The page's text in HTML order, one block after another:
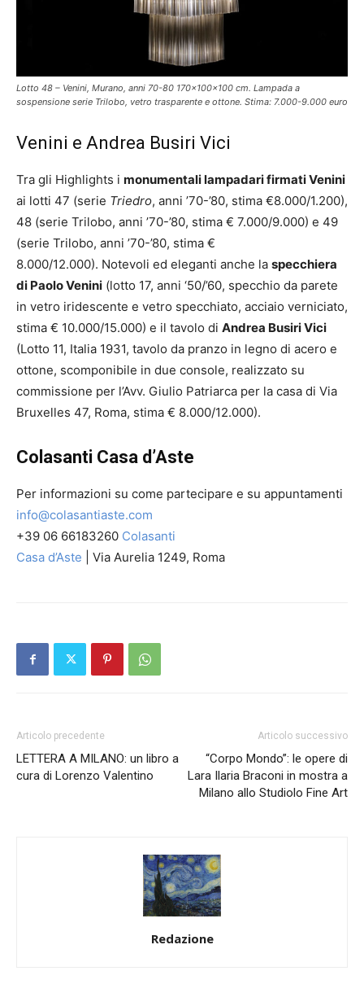
Lotto 48 – Venini, Murano, anni 70-80 170x100x100 cm. Lampada a
sospensione serie Trilobo, vetro trasparente e ottone. Stima: 7.000-9.000 euro
Venini e Andrea Busiri Vici
Tra gli Highlights i monumentali lampadari firmati Venini
ai lotti 47 (serie Triedro, anni ’70-’80, stima €8.000/1.200),
48 (serie Trilobo, anni ’70-’80, stima € 7.000/9.000) e 49
(serie Trilobo, anni ’70-’80, stima €
8.000/12.000). Notevoli ed eleganti anche la specchiera
di Paolo Venini (lotto 17, anni ‘50/’60, specchio da parete
in vetro iridescente e vetro specchiato, acciaio verniciato,
stima € 10.000/15.000) e il tavolo di Andrea Busiri Vici
(Lotto 11, Italia 1931, tavolo da pranzo in legno di acero e
ottone, scomponibile in due console, realizzato su
commissione per l’Avv. Giulio Patriarca per la casa di Via
Bruxelles 47, Roma, stima € 8.000/12.000).
Colasanti Casa d’Aste
Per informazioni su come partecipare e su appuntamenti
info@colasantiaste.com
+39 06 66183260 Colasanti
Casa d’Aste | Via Aurelia 1249, Roma
Articolo precedente
LETTERA A MILANO: un libro a
cura di Lorenzo Valentino
Articolo successivo
“Corpo Mondo”: le opere di
Lara Ilaria Braconi in mostra a
Milano allo Studiolo Fine Art
Redazione